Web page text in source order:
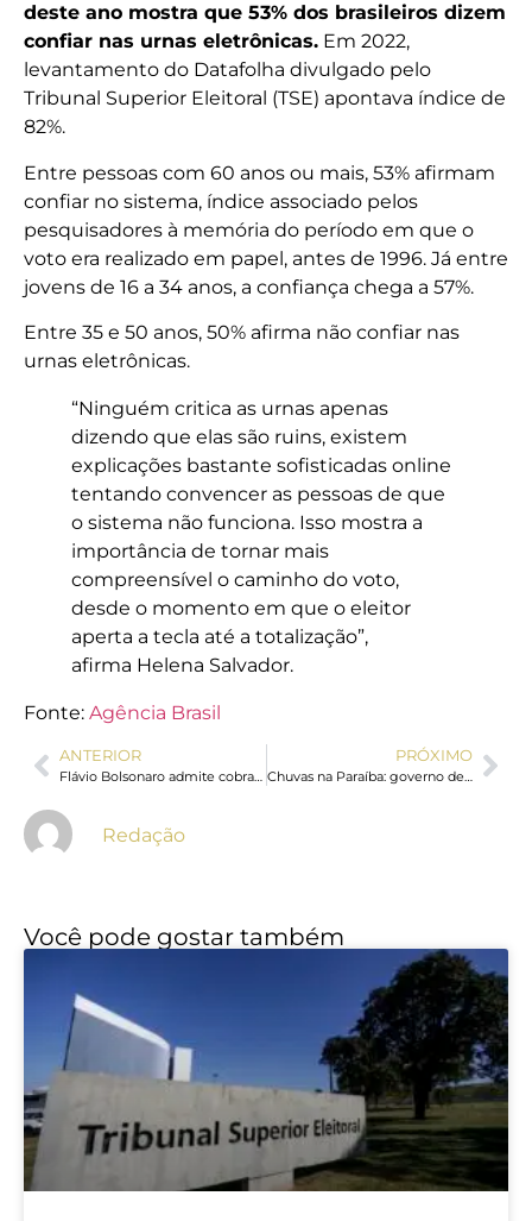
deste ano mostra que 53% dos brasileiros dizem
confiar nas urnas eletrônicas. Em 2022,
levantamento do Datafolha divulgado pelo
Tribunal Superior Eleitoral (TSE) apontava índice de
82%.
Entre pessoas com 60 anos ou mais, 53% afirmam
confiar no sistema, índice associado pelos
pesquisadores à memória do período em que o
voto era realizado em papel, antes de 1996. Já entre
jovens de 16 a 34 anos, a confiança chega a 57%.
Entre 35 e 50 anos, 50% afirma não confiar nas
urnas eletrônicas.
“Ninguém critica as urnas apenas
dizendo que elas são ruins, existem
explicações bastante sofisticadas online
tentando convencer as pessoas de que
o sistema não funciona. Isso mostra a
importância de tornar mais
compreensível o caminho do voto,
desde o momento em que o eleitor
aperta a tecla até a totalização”,
afirma Helena Salvador.
Fonte: Agência Brasil
ANTERIOR
Flávio Bolsonaro admite cobrança a Vorcaro, mas nega crime
PRÓXIMO
Chuvas na Paraíba: governo destina R$ 6 milhões para conter danos
Redação
Você pode gostar também